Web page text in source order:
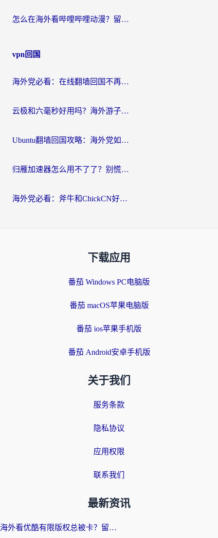
怎么在海外看哔哩哔哩动漫？留学生亲测有效的回国加速方案
vpn回国
海外党必看：在线翻墙回国不再难！教你选对加速器无缝刷国内资源
云极和六毫秒好用吗？海外游子解锁国内资源的真实答案
Ubuntu翻墙回国攻略：海外党如何选对加速器，无缝刷国内剧玩游戏？
归雁加速器怎么用不了了？别慌，这篇指南教你如何丝滑“回家”
海外党必看：斧牛和ChickCN好用吗？3款热门加速器实测+番茄加速器深度体验
下载应用
番茄 Windows PC电脑版
番茄 macOS苹果电脑版
番茄 ios苹果手机版
番茄 Android安卓手机版
关于我们
服务条款
隐私协议
应用权限
联系我们
最新资讯
海外看优酷有限版权总被卡？留学生亲测有效的回国加速器选择指南